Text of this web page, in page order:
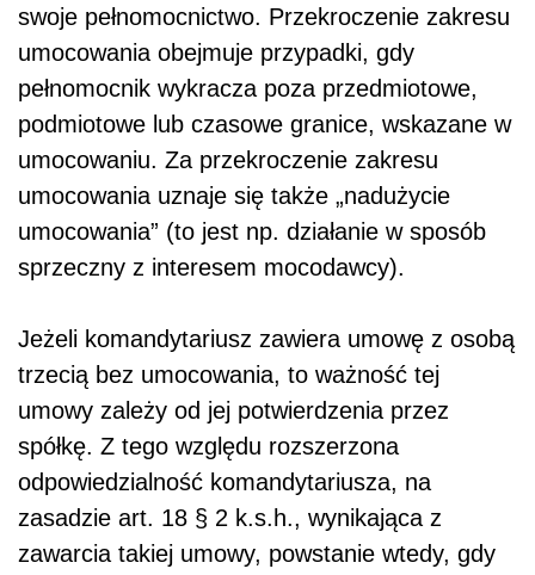
swoje pełnomocnictwo. Przekroczenie zakresu
umocowania obejmuje przypadki, gdy
pełnomocnik wykracza poza przedmiotowe,
podmiotowe lub czasowe granice, wskazane w
umocowaniu. Za przekroczenie zakresu
umocowania uznaje się także „nadużycie
umocowania” (to jest np. działanie w sposób
sprzeczny z interesem mocodawcy).
Jeżeli komandytariusz zawiera umowę z osobą
trzecią bez umocowania, to ważność tej
umowy zależy od jej potwierdzenia przez
spółkę. Z tego względu rozszerzona
odpowiedzialność komandytariusza, na
zasadzie art. 18 § 2 k.s.h., wynikająca z
zawarcia takiej umowy, powstanie wtedy, gdy